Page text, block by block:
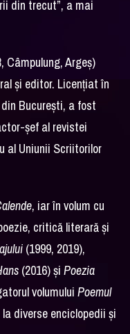
din trecut”, a mai
Câmpulung, Argeș)
și editor. Licențiat în
București, a fost
șef al revistei
al Uniunii Scriitorilor
, iar în volum cu
critică literară și
(1999, 2019),
(2016) șiPoezia
volumuluiPoemul
diverse enciclopedii și